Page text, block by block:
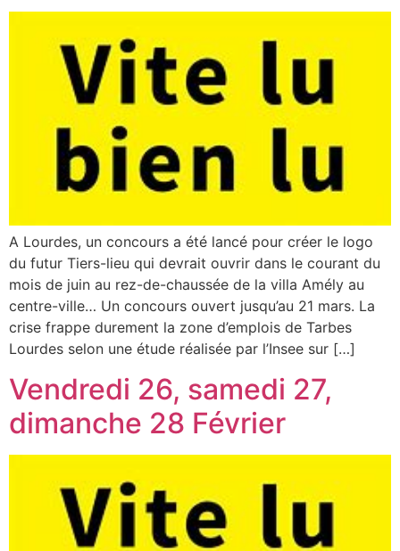
A Lourdes, un concours a été lancé pour créer le logo
du futur Tiers-lieu qui devrait ouvrir dans le courant du
mois de juin au rez-de-chaussée de la villa Amély au
centre-ville… Un concours ouvert jusqu’au 21 mars. La
crise frappe durement la zone d’emplois de Tarbes
Lourdes selon une étude réalisée par l’Insee sur […]
Vendredi 26, samedi 27,
dimanche 28 Février